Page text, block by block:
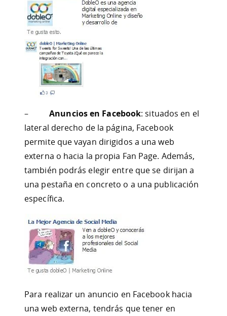
–Anuncios en Facebook: situados en el
lateral derecho de la página, Facebook
permite que vayan dirigidos a una web
externa o hacia la propia Fan Page. Además,
también podrás elegir entre que se dirijan a
una pestaña en concreto o a una publicación
específica.
Para realizar un anuncio en Facebook hacia
una web externa, tendrás que tener en